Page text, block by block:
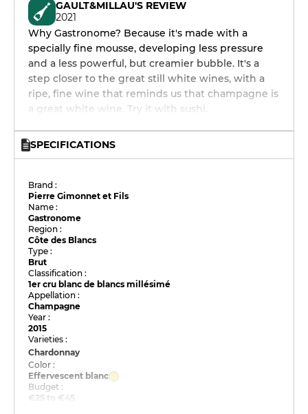
GAULT&MILLAU'S REVIEW
2021
Why Gastronome? Because it's made with a
specially fine mousse, developing less pressure
and a less powerful, but creamier bubble. It's a
step closer to the great still white wines, with a
ripe, fine wine that reminds us that champagne is
a great white wine. Try it with sushi.
SPECIFICATIONS
Brand :
Pierre Gimonnet et Fils
Name :
Gastronome
Region :
Côte des Blancs
Type :
Brut
Classification :
1er cru blanc de blancs millésimé
Appellation :
Champagne
Year :
2015
Varieties :
Chardonnay
Color :
Effervescent blanc
Budget :
€25 to €45